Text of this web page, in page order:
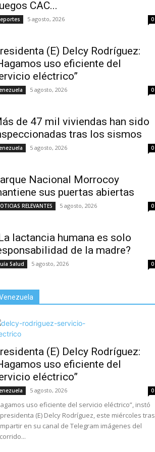
CAC...
5 agosto, 2026 0
(E) Delcy Rodríguez:
uso eficiente del
eléctrico”
5 agosto, 2026 0
de 47 mil viviendas han sido
tras los sismos
5 agosto, 2026 0
Nacional Morrocoy
sus puertas abiertas
RELEVANTES 5 agosto, 2026 0
lactancia humana es solo
de la madre?
Salud 5 agosto, 2026 0
(E) Delcy Rodríguez:
uso eficiente del
eléctrico”
5 agosto, 2026 0
uso eficiente del servicio eléctrico”, instó
(E) Delcy Rodríguez, este miércoles tras
en su canal de Telegram imágenes del